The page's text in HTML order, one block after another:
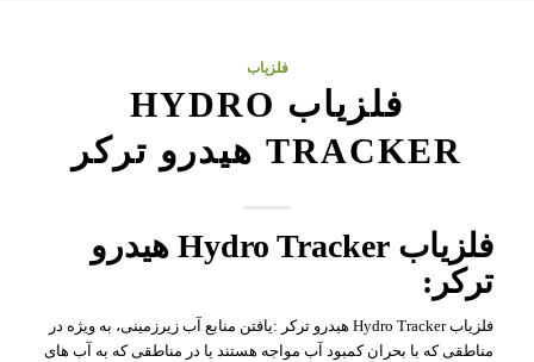
فلزیاب
فلزیاب HYDRO
TRACKER هیدرو ترکر
فلزیاب Hydro Tracker هیدرو
ترکر:
فلزیاب Hydro Tracker هیدرو ترکر :یافتن منابع آب زیرزمینی، به ویژه در
مناطقی که با بحران کمبود آب مواجه هستند یا در مناطقی که به آب های